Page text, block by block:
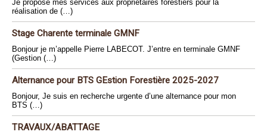
Je propose mes services aux propriétaires forestiers pour la
réalisation de (…)
Stage Charente terminale GMNF
Bonjour je m’appelle Pierre LABECOT. J’entre en terminale GMNF
(Gestion (…)
Alternance pour BTS GEstion Forestière 2025-2027
Bonjour, Je suis en recherche urgente d’une alternance pour mon
BTS (…)
TRAVAUX/ABATTAGE